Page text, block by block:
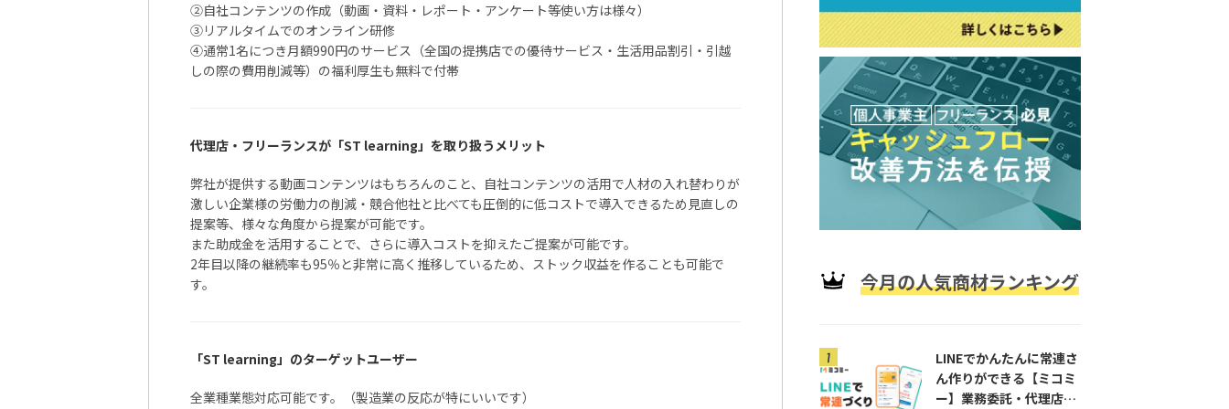
「「ST learning」代理店募集！」の条件を問い合わせますか？
問い合わせると企業があなたのプロフィールを閲覧することができます。
②自社コンテンツの作成（動画・資料・レポート・アンケート等使い方は様々）
③リアルタイムでのオンライン研修
④通常1名につき月額990円のサービス（全国の提携店での優待サービス・生活用品割引・引越
しの際の費用削減等）の福利厚生も無料で付帯
代理店・フリーランスが「ST learning」を取り扱うメリット
弊社が提供する動画コンテンツはもちろんのこと、自社コンテンツの活用で人材の入れ替わりが
激しい企業様の労働力の削減・競合他社と比べても圧倒的に低コストで導入できるため見直しの
提案等、様々な角度から提案が可能です。
また助成金を活用することで、さらに導入コストを抑えたご提案が可能です。
2年目以降の継続率も95％と非常に高く推移しているため、ストック収益を作ることも可能で
す。
「ST learning」のターゲットユーザー
全業種業態対応可能です。（製造業の反応が特にいいです）
今月の人気商材ランキング
LINEでかんたんに常連さ
ん作りができる【ミコミ
ー】業務委託・代理店募